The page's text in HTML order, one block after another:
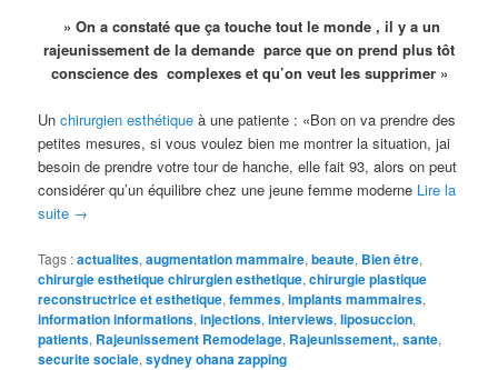
» On a constaté que ça touche tout le monde , il y a un
rajeunissement de la demande parce que on prend plus tôt
conscience des complexes et qu’on veut les supprimer »
Unchirurgien esthétique à une patiente : «Bon on va prendre des
petites mesures, si vous voulez bien me montrer la situation, jai
besoin de prendre votre tour de hanche, elle fait 93, alors on peut
considérer qu’un équilibre chez une jeune femme moderne Lire la
suite →
Tags :actualites,augmentation mammaire,beaute, Bien être,
chirurgie esthetique chirurgien esthetique,chirurgie plastique
reconstructrice et esthetique,femmes,implants mammaires,
information informations,injections,interviews,liposuccion,
patients, Rajeunissement Remodelage, Rajeunissement,,sante,
securite sociale,sydney ohana zapping